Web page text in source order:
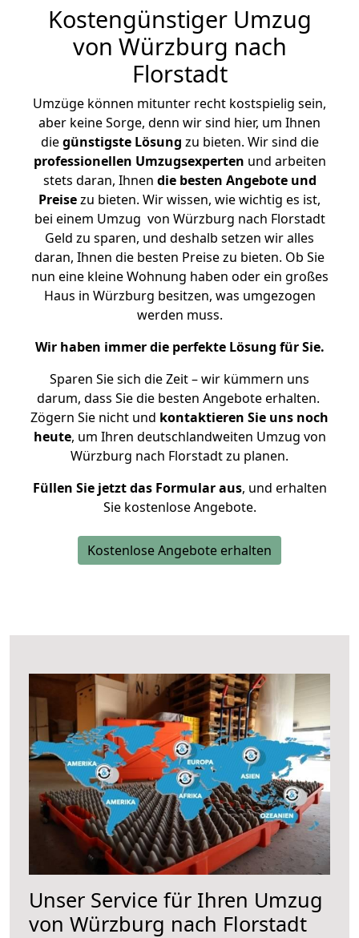
Kostengünstiger Umzug
von Würzburg nach
Florstadt
Umzüge können mitunter recht kostspielig sein,
aber keine Sorge, denn wir sind hier, um Ihnen
diegünstigste Lösung zu bieten. Wir sind die
professionellen Umzugsexperten und arbeiten
stets daran, Ihnen die besten Angebote und
Preisezu bieten. Wir wissen, wie wichtig es ist,
bei einem Umzug von Würzburg nach Florstadt
Geld zu sparen, und deshalb setzen wir alles
daran, Ihnen die besten Preise zu bieten. Ob Sie
nun eine kleine Wohnung haben oder ein großes
Haus in Würzburg besitzen, was umgezogen
werden muss.
Wir haben immer die perfekte Lösung für Sie.
Sparen Sie sich die Zeit – wir kümmern uns
darum, dass Sie die besten Angebote erhalten.
Zögern Sie nicht und kontaktieren Sie uns noch
heute, um Ihren deutschlandweiten Umzug von
Würzburg nach Florstadt zu planen.
Füllen Sie jetzt das Formular aus, und erhalten
Sie kostenlose Angebote.
Kostenlose Angebote erhalten
Unser Service für Ihren Umzug
von Würzburg nach Florstadt